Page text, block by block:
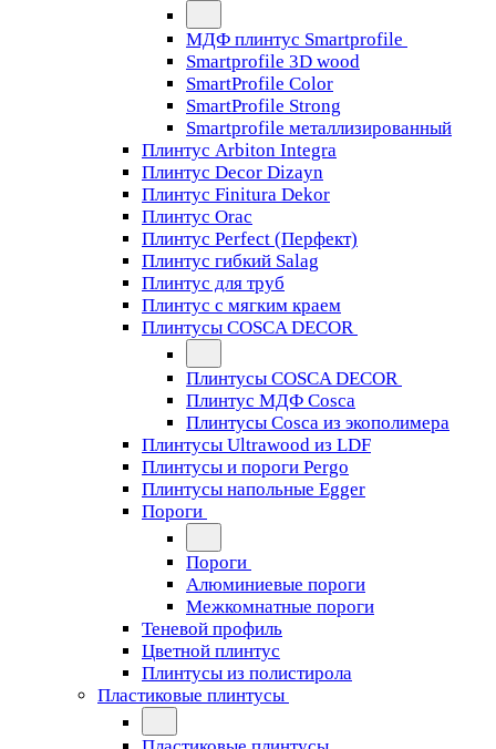
МДФ плинтус Smartprofile
Smartprofile 3D wood
SmartProfile Color
SmartProfile Strong
Smartprofile металлизированный
Плинтус Arbiton Integra
Плинтус Decor Dizayn
Плинтус Finitura Dekor
Плинтус Orac
Плинтус Perfect (Перфект)
Плинтус гибкий Salag
Плинтус для труб
Плинтус с мягким краем
Плинтусы COSCA DECOR
Плинтусы COSCA DECOR
Плинтус МДФ Cosca
Плинтусы Cosca из экополимера
Плинтусы Ultrawood из LDF
Плинтусы и пороги Pergo
Плинтусы напольные Egger
Пороги
Пороги
Алюминиевые пороги
Межкомнатные пороги
Теневой профиль
Цветной плинтус
Плинтусы из полистирола
Пластиковые плинтусы